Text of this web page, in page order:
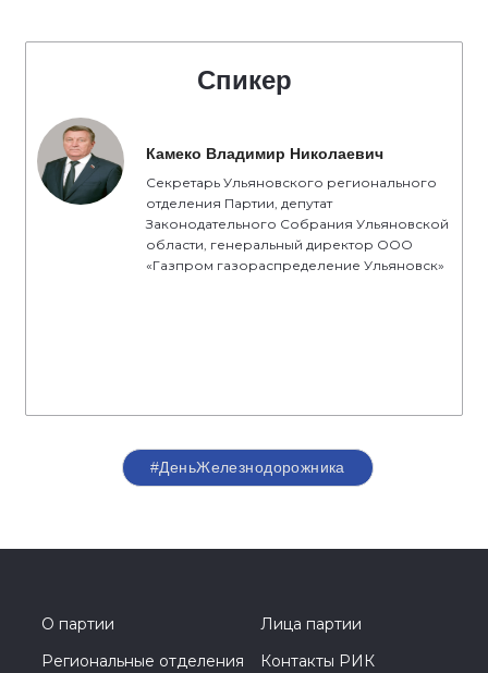
Спикер
Камеко Владимир Николаевич
Секретарь Ульяновского регионального
отделения Партии, депутат
Законодательного Собрания Ульяновской
области, генеральный директор ООО
«Газпром газораспределение Ульяновск»
#ДеньЖелезнодорожника
О партии
Лица партии
Региональные отделения
Контакты РИК